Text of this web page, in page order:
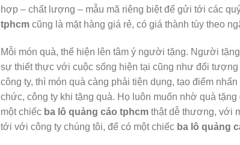
hợp – chất lượng – mẫu mã riêng biệt để gửi tới các
tphcm cũng là mặt hàng giá rẻ, có giá thành tùy theo
Mỗi món quà, thể hiện lên tâm ý người tặng. Người
sự thiết thực với cuộc sống hiện tại cũng như đối
công ty, thì món quà càng phải tiện dụng, tạo điểm
chức, công ty khi tặng quà. Họ luôn muốn nhờ quà
một chiếc ba lô quảng cáo tphcmthật dễ thương, với
tới với công ty chúng tôi, để có một chiếc ba lô quảng